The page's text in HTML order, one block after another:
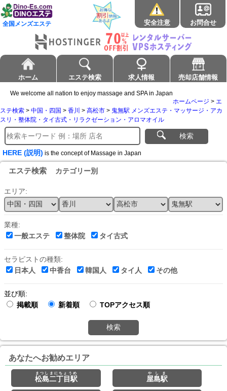
全国メンズエステ 安全注意 お問合せ
ホーム エステ検索 求人情報 売却店舗情報
We welcome all nation to enjoy massage and SPA in Japan
ホームページ > エ
ステ検索 > 中国・四国 > 香川 > 高松市 > 鬼無駅 メンズエステ・マッサージ・アカ
スリ・整体院・タイ古式・リラクゼーション・アロマオイル
検索
HERE (説明) is the concept of Massage in Japan
エステ検索 カテゴリー別
エリア:
業種:
一般エステ
整体院 タイ古式
セラピストの種類:
日本人
中香台 韓国人 タイ人 その他
並び順:
掲載順
新着順 TOPアクセス順
検索
あなたへお勧めエリア
松島二丁目駅
まつしまにちょうめ
屋島駅
やしま